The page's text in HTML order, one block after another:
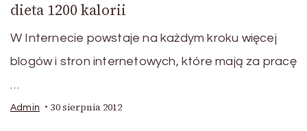
dieta 1200 kalorii
W Internecie powstaje na każdym kroku więcej
blogów i stron internetowych, które mają za pracę
…
Admin 30 sierpnia 2012